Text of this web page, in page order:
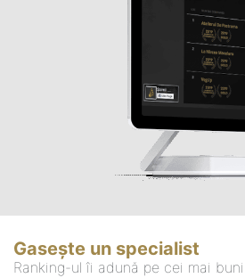
Gasește un specialist
Ranking-ul îi adună pe cei mai